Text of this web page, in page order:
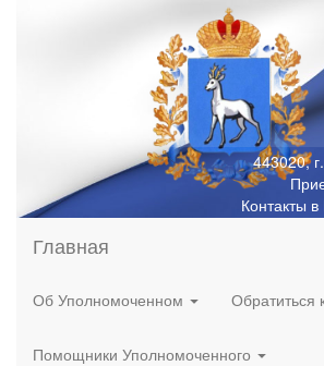
443020,
Контакты
Главная
Об Уполномоченном Обратиться
Помощники Уполномоченного